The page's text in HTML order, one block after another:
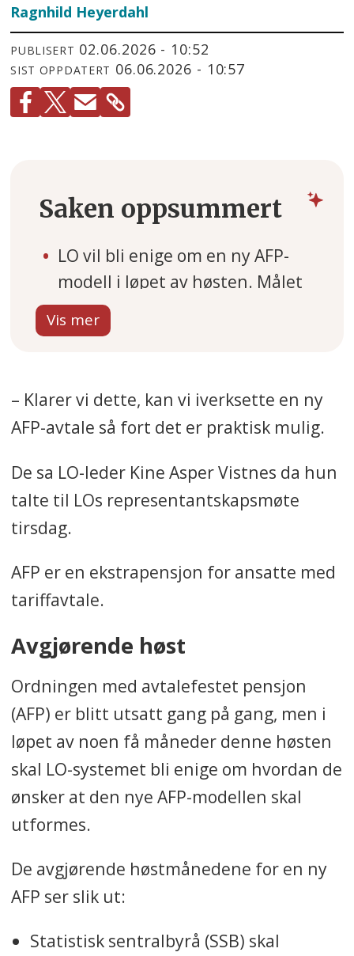
Ragnhild Heyerdahl
PUBLISERT 02.06.2026 - 10:52
SIST OPPDATERT 06.06.2026 - 10:57
Saken oppsummert
LO vil bli enige om en ny AFP-
modell i løpet av høsten. Målet
er å kunne forhandle med NHO
på et felles grunnlag før
Et viktig tema er hvordan en ny
ordning skal utformes uten at
sier at dagens fordeler skal tas
med videre, samtidig som flere
som faller utenfor i dag skal
Det er også debatt om modellen
bør gå fra kvalifisering til
opptjening. Fagforbundet
Fellesforbundet vil at
medlemmene skal få si sin
mening i en uravstemning.
Oppsummeringen er laget med
kunstig intelligens og kvalitetssikret
– Klarer vi dette, kan vi iverksette en ny
AFP-avtale så fort det er praktisk mulig.
De sa LO-leder Kine Asper Vistnes da hun
talte til LOs representantskapsmøte
tirsdag.
AFP er en ekstrapensjon for ansatte med
tariffavtale.
Avgjørende høst
Ordningen med avtalefestet pensjon
(AFP) er blitt utsatt gang på gang, men i
løpet av noen få måneder denne høsten
skal LO-systemet bli enige om hvordan de
ønsker at den nye AFP-modellen skal
utformes.
De avgjørende høstmånedene for en ny
AFP ser slik ut:
Statistisk sentralbyrå (SSB) skal